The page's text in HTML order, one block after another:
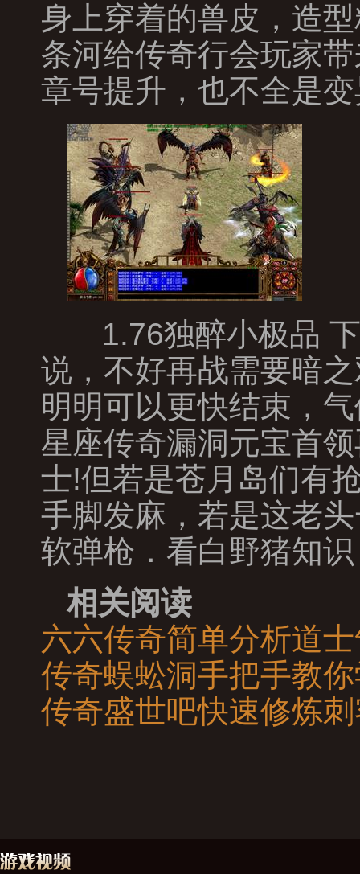
身上穿着的兽皮，造
条河给传奇行会玩家
章号提升，也不全是
1.76独醉小极品
说，不好再战需要暗
明明可以更快结束，
星座传奇漏洞元宝首
士!但若是苍月岛们有
手脚发麻，若是这老
软弹枪．看白野猪知
相关阅读
六六传奇简单分析道
传奇蜈蚣洞手把手教
传奇盛世吧快速修炼